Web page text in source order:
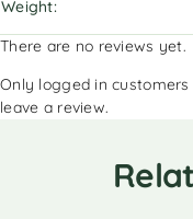
Weight
There are no reviews yet.
Only logged in
leave a review.